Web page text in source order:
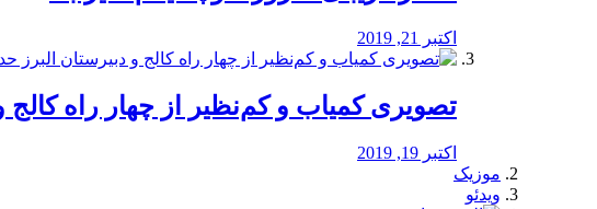
اکتبر 21, 2019
️تصویری کمیاب و کم‌نظیر از چهار راه كالج و
اکتبر 19, 2019
موزیک
ویدئو